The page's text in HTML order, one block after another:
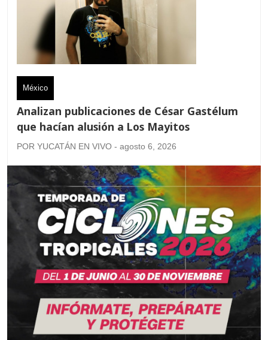
México
Analizan publicaciones de César Gastélum
que hacían alusión a Los Mayitos
POR YUCATÁN EN VIVO - agosto 6, 2026